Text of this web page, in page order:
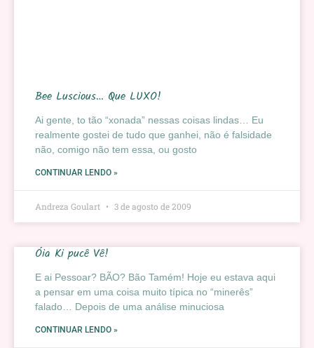
Bee Luscious… Que LUXO!
Ai gente, to tão “xonada” nessas coisas lindas… Eu
realmente gostei de tudo que ganhei, não é falsidade
não, comigo não tem essa, ou gosto
CONTINUAR LENDO »
Andreza Goulart 3 de agosto de 2009
Óia Ki pucê Vê!
E ai Pessoar? BÃO? Bão Tamém! Hoje eu estava aqui
a pensar em uma coisa muito típica no “minerês”
falado… Depois de uma análise minuciosa
CONTINUAR LENDO »